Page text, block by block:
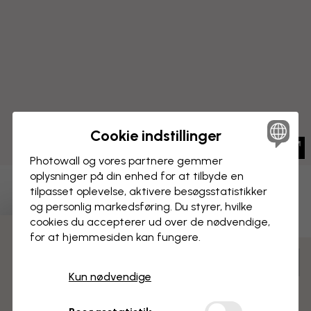
Singapore Skyline
BILLEDE PÅ LÆRRED Gem
Færdigsamlet og klar til ophængning
Cookie indstillinger
Photowall og vores partnere gemmer
oplysninger på din enhed for at tilbyde en
tilpasset oplevelse, aktivere besøgs­statistikker
og personlig markedsføring. Du styrer, hvilke
cookies du accepterer ud over de nødvendige,
for at hjemmesiden kan fungere.
Kun nødvendige